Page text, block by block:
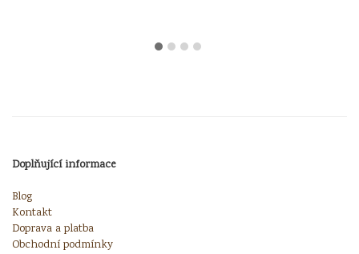
Doplňující informace
Blog
Kontakt
Doprava a platba
Obchodní podmínky